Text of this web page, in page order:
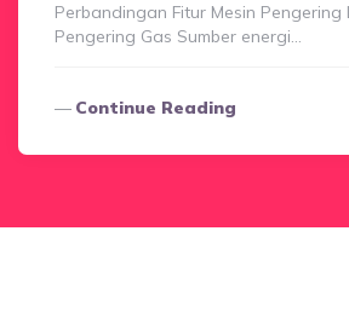
Perbandingan Fitur Mesin Pengering
Pengering Gas Sumber energi…
Continue Reading